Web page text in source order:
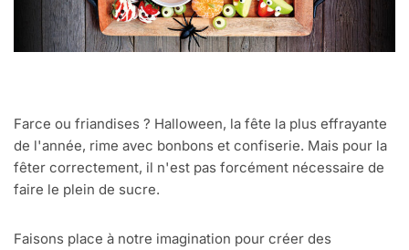
Farce ou friandises ? Halloween, la fête la plus effrayante
de l'année, rime avec bonbons et confiserie. Mais pour la
fêter correctement, il n'est pas forcément nécessaire de
faire le plein de sucre.
Faisons place à notre imagination pour créer des